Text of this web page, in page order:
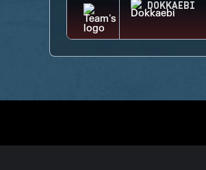
DOKKAEBI